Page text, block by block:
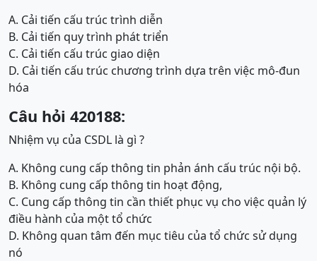
A. Cải tiến cấu trúc trình diễn
B. Cải tiến quy trình phát triển
C. Cải tiến cấu trúc giao diện
D. Cải tiến cấu trúc chương trình dựa trên việc mô-đun
hóa
Câu hỏi 420188:
Nhiệm vụ của CSDL là gì ?
A. Không cung cấp thông tin phản ánh cấu trúc nội bộ.
B. Không cung cấp thông tin hoạt động,
C. Cung cấp thông tin cần thiết phục vụ cho việc quản lý
điều hành của một tổ chức
D. Không quan tâm đến mục tiêu của tổ chức sử dụng
nó